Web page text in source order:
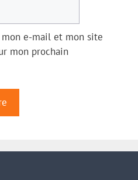
e-mail et mon site
mon prochain